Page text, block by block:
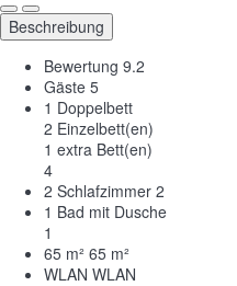
Beschreibung
Bewertung 9.2
Gäste 5
1 Doppelbett
2 Einzelbett(en)
1 extra Bett(en)
4
2 Schlafzimmer 2
1 Bad mit Dusche
1
65 m² 65 m²
WLAN WLAN